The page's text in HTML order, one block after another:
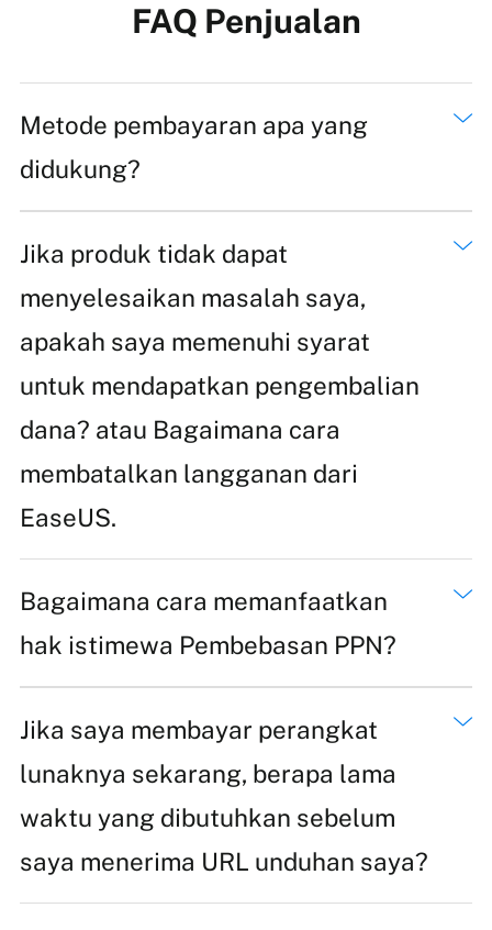
FAQ Penjualan
Metode pembayaran apa yang
didukung?
Jika produk tidak dapat
menyelesaikan masalah saya,
apakah saya memenuhi syarat
untuk mendapatkan pengembalian
dana? atau Bagaimana cara
membatalkan langganan dari
EaseUS.
Bagaimana cara memanfaatkan
hak istimewa Pembebasan PPN?
Jika saya membayar perangkat
lunaknya sekarang, berapa lama
waktu yang dibutuhkan sebelum
saya menerima URL unduhan saya?